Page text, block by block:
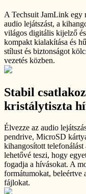
A Techsuit JamLink egy
audio lejátszást, a
világos digitális kijelző
kompakt kialakítása és
stílust és biztonságot
vezetés közben.
Stabil
kristálytiszta
Élvezze az audio
pendrive, MicroSD
kihangosított
lehetővé teszi, hogy
fogadja a hívásokat. A
formátumokat,
fájlokat.